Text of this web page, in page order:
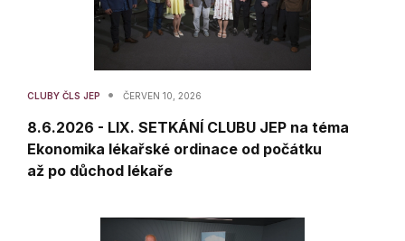
CLUBY ČLS JEP • ČERVEN 10, 2026
8.6.2026 - LIX. SETKÁNÍ CLUBU JEP na téma
Ekonomika lékařské ordinace od počátku
až po důchod lékaře